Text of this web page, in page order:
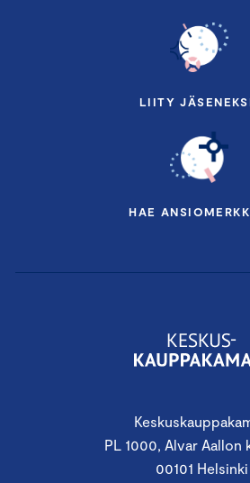
PL 1000, Alvar Aallon
00101 Helsinki
LIITY
HAE